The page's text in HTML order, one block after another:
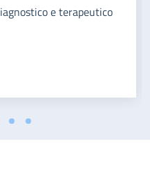
e terapeutico